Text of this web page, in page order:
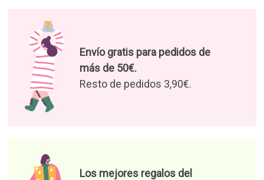
Envío gratis para pedidos de
más de 50€.
Resto de pedidos 3,90€.
Los mejores regalos del